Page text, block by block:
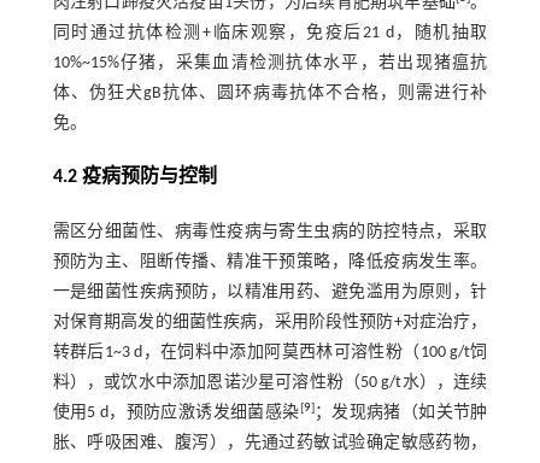
同时通过抗体检测+临床观察，免疫后21 d，随机抽取
10%~15%仔猪，采集血清检测抗体水平，若出现猪瘟抗
体、伪狂犬gB抗体、圆环病毒抗体不合格，则需进行补
免。
4.2 疫病预防与控制
需区分细菌性、病毒性疫病与寄生虫病的防控特点，采取
预防为主、阻断传播、精准干预策略，降低疫病发生率。
一是细菌性疾病预防，以精准用药、避免滥用为原则，针
对保育期高发的细菌性疾病，采用阶段性预防+对症治疗，
转群后1~3 d，在饲料中添加阿莫西林可溶性粉（100 g/t饲
料），或饮水中添加恩诺沙星可溶性粉（50 g/t水），连续
使用5 d，预防应激诱发细菌感染[9]；发现病猪（如关节肿
胀、呼吸困难、腹泻），先通过药敏试验确定敏感药物，